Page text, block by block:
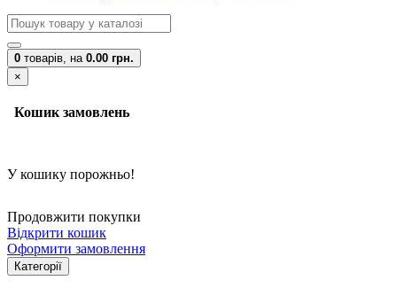
0 товарів, на 0.00 грн.
×
Кошик замовлень
У кошику порожньо!
Продовжити покупки
Відкрити кошик
Оформити замовлення
Категорії